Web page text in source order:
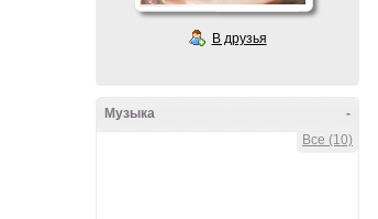
В друзья
-
Музыка
Все (10)